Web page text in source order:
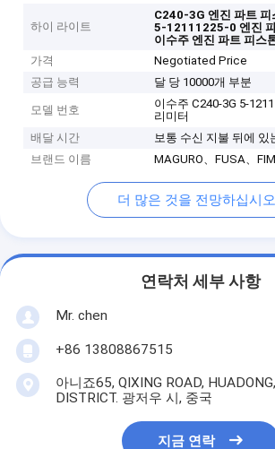
하이 라이트
C240-3G 엔진 파트 피
5-12111225-0 엔진
이수주 엔진 파트 피스
가격
Negotiated Price
공급 능력
달 당 10000개 부분
모델 번호
이수주 C240-3G 5-
리미터
배달 시간
보통 수신 지불 뒤에 있
브랜드 이름
MAGURO、FUSA、FIM
더 많은 것을 전망하십시오
연락처 세부 사항
Mr. chen
+86 13808867515
아니죠65, QIXING ROAD,
DISTRICT. 광저우 시, 중국
지금 연락